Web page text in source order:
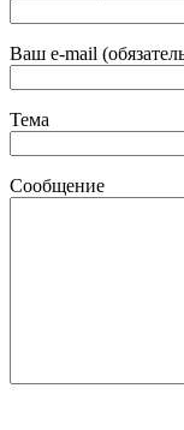
Ваш e-mail
Тема
Сообщение